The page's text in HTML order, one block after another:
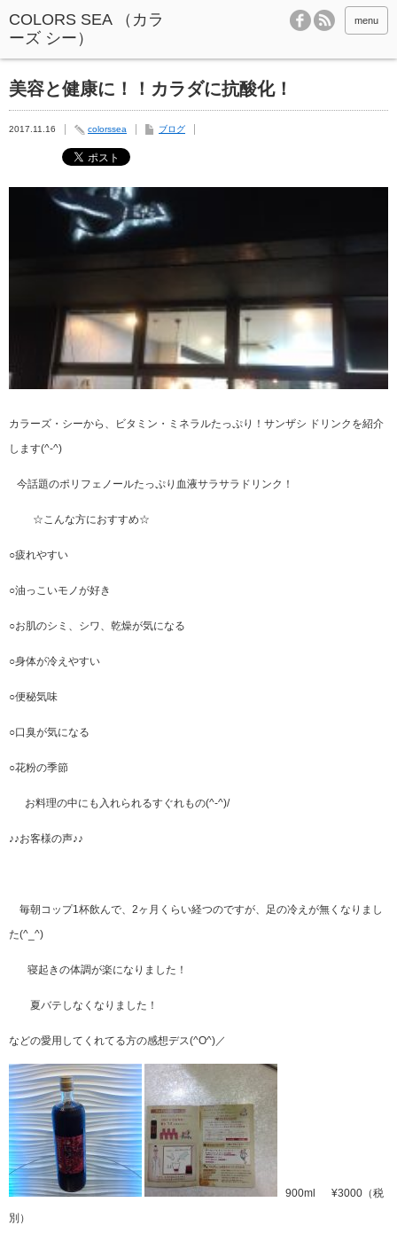
menu
美容と健康に！！カラダに抗酸化！
2017.11.16 colorssea ブログ
カラーズ・シーから、ビタミン・ミネラルたっぷり！サンザシ ドリンクを紹介
します(^-^)
今話題のポリフェノールたっぷり血液サラサラドリンク！
☆こんな方におすすめ☆
○疲れやすい
○油っこいモノが好き
○お肌のシミ、シワ、乾燥が気になる
○身体が冷えやすい
○便秘気味
○口臭が気になる
○花粉の季節
お料理の中にも入れられるすぐれもの(^-^)/
♪♪お客様の声♪♪
毎朝コップ1杯飲んで、2ヶ月くらい経つのですが、足の冷えが無くなりまし
た(^_^)
寝起きの体調が楽になりました！
夏バテしなくなりました！
などの愛用してくれてる方の感想デス(^O^)／
900ml ¥3000（税
別）